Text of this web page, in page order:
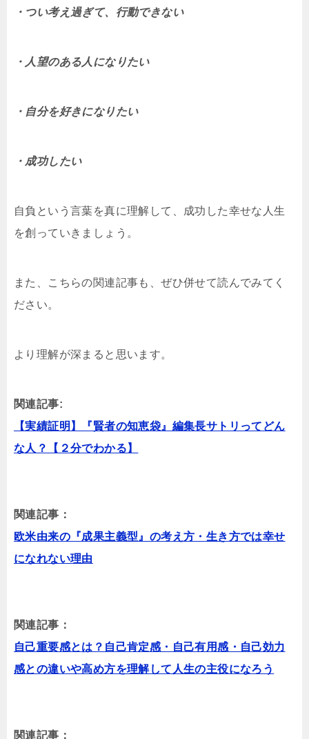
・つい考え過ぎて、行動できない
・人望のある人になりたい
・自分を好きになりたい
・成功したい
自負という言葉を真に理解して、成功した幸せな人生
を創っていきましょう。
また、こちらの関連記事も、ぜひ併せて読んでみてく
ださい。
より理解が深まると思います。
関連記事:
【実績証明】『賢者の知恵袋』編集長サトリってどん
な人？【２分でわかる】
関連記事：
欧米由来の『成果主義型』の考え方・生き方では幸せ
になれない理由
関連記事：
自己重要感とは？自己肯定感・自己有用感・自己効力
感との違いや高め方を理解して人生の主役になろう
関連記事：